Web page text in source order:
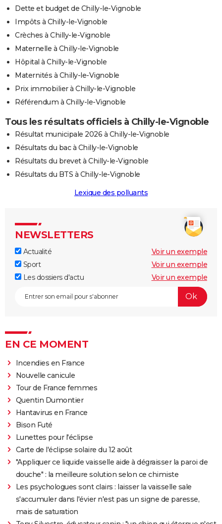
Dette et budget de Chilly-le-Vignoble
Impôts à Chilly-le-Vignoble
Crèches à Chilly-le-Vignoble
Maternelle à Chilly-le-Vignoble
Hôpital à Chilly-le-Vignoble
Maternités à Chilly-le-Vignoble
Prix immobilier à Chilly-le-Vignoble
Référendum à Chilly-le-Vignoble
Tous les résultats officiels à Chilly-le-Vignoble
Résultat municipale 2026 à Chilly-le-Vignoble
Résultats du bac à Chilly-le-Vignoble
Résultats du brevet à Chilly-le-Vignoble
Résultats du BTS à Chilly-le-Vignoble
Lexique des polluants
NEWSLETTERS
Actualité
Voir un exemple
Sport
Voir un exemple
Les dossiers d'actu
Voir un exemple
EN CE MOMENT
Incendies en France
Nouvelle canicule
Tour de France femmes
Quentin Dumontier
Hantavirus en France
Bison Futé
Lunettes pour l'éclipse
Carte de l'éclipse solaire du 12 août
"Appliquer ce liquide vaisselle aide à dégraisser la paroi de
douche" : la meilleure solution selon ce chimiste
Les psychologues sont clairs : laisser la vaisselle sale
s'accumuler dans l'évier n'est pas un signe de paresse,
mais de saturation